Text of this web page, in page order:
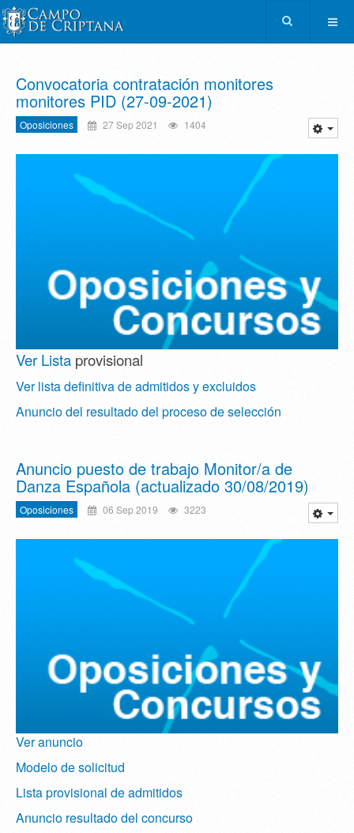
Convocatoria contratación monitores
monitores PID (27-09-2021)
Oposiciones 27 Sep 2021 1404
Ver Lista provisional
Ver lista definitiva de admitidos y excluidos
Anuncio del resultado del proceso de selección
Anuncio puesto de trabajo Monitor/a de
Danza Española (actualizado 30/08/2019)
Oposiciones 06 Sep 2019 3223
Ver anuncio
Modelo de solicitud
Lista provisional de admitidos
Anuncio resultado del concurso